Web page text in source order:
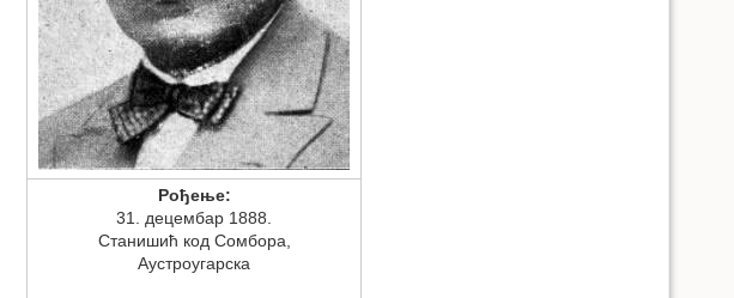
Рођење:
31. децембар 1888.
Станишић код Сомбора,
Аустроугарска